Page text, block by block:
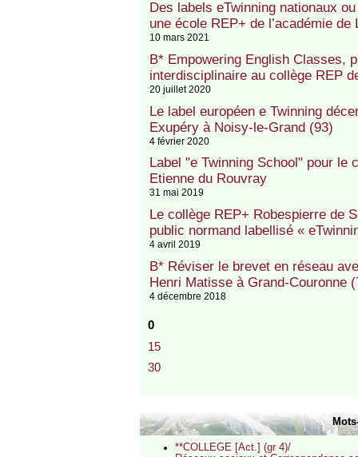
Des labels eTwinning nationaux
une école REP+ de l’académie de
10 mars 2021
B* Empowering English Classes,
interdisciplinaire au collège REP
20 juillet 2020
Le label européen e Twinning
Exupéry à Noisy-le-Grand (93)
4 février 2020
Label "e Twinning School" pour le
Etienne du Rouvray
31 mai 2019
Le collège REP+ Robespierre de
public normand labellisé «
4 avril 2019
B* Réviser le brevet en réseau
Henri Matisse à Grand-Couronne
4 décembre 2018
0
15
30
**COLLEGE [Act.] (gr 4)/